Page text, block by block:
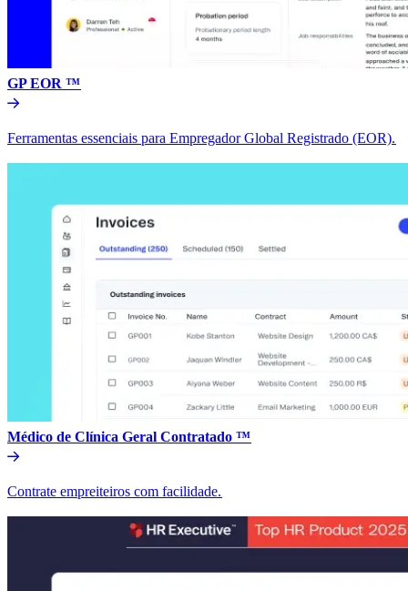
GP EOR ™​​
Ferramentas essenciais para Empregador Global Registrado (EOR).​​
Médico de Clínica Geral Contratado ™​​
Contrate empreiteiros com facilidade.​​